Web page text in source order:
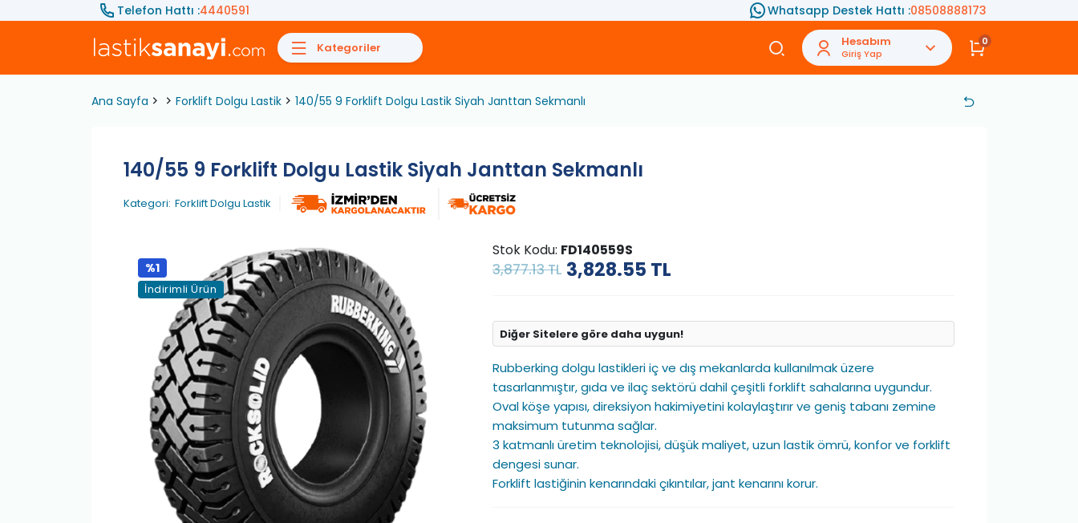
Telefon Hattı :4440591 Whatsapp Destek Hattı :08508888173
Kategoriler Hesabım
Giriş Yap
0
Ana Sayfa Forklift Dolgu Lastik 140/55 9 Forklift Dolgu Lastik Siyah Janttan Sekmanlı
140/55 9 Forklift Dolgu Lastik Siyah Janttan Sekmanlı
Kategori: Forklift Dolgu Lastik
%1
İndirimli Ürün
Stok Kodu: FD140559S
3,877.13 TL 3,828.55 TL
Diğer Sitelere göre daha uygun!
Rubberking dolgu lastikleri iç ve dış mekanlarda kullanılmak üzere
tasarlanmıştır, gıda ve ilaç sektörü dahil çeşitli forklift sahalarına uygundur.
Oval köşe yapısı, direksiyon hakimiyetini kolaylaştırır ve geniş tabanı zemine
maksimum tutunma sağlar.
3 katmanlı üretim teknolojisi, düşük maliyet, uzun lastik ömrü, konfor ve forklift
dengesi sunar.
Forklift lastiğinin kenarındaki çıkıntılar, jant kenarını korur.